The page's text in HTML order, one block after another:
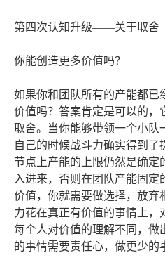
第四次认知升级——关于取舍
你能创造更多价值吗？
如果你和团队所有的产能都已
价值吗？答案肯定是可以的，
取舍。当你能够带领一个小队
自己的时候战斗力确实得到了
节点上产能的上限仍然是确定
入进来，否则在团队产能固
价值，你就需要做选择，放弃
力花在真正有价值的事情上，
每个人对价值的理解不同，做
的事情需要责任心，做更少的